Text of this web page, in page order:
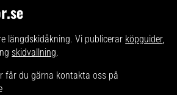
längdskidåkning. Vi publicerar köpguider,
skidvallning.
får du gärna kontakta oss på